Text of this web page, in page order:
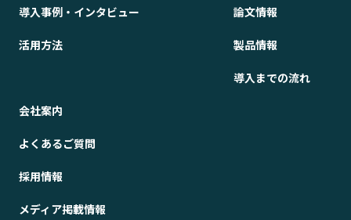
導入事例・インタビュー
活用方法
論文情報
製品情報
導入までの流れ
会社案内
よくあるご質問
採用情報
メディア掲載情報